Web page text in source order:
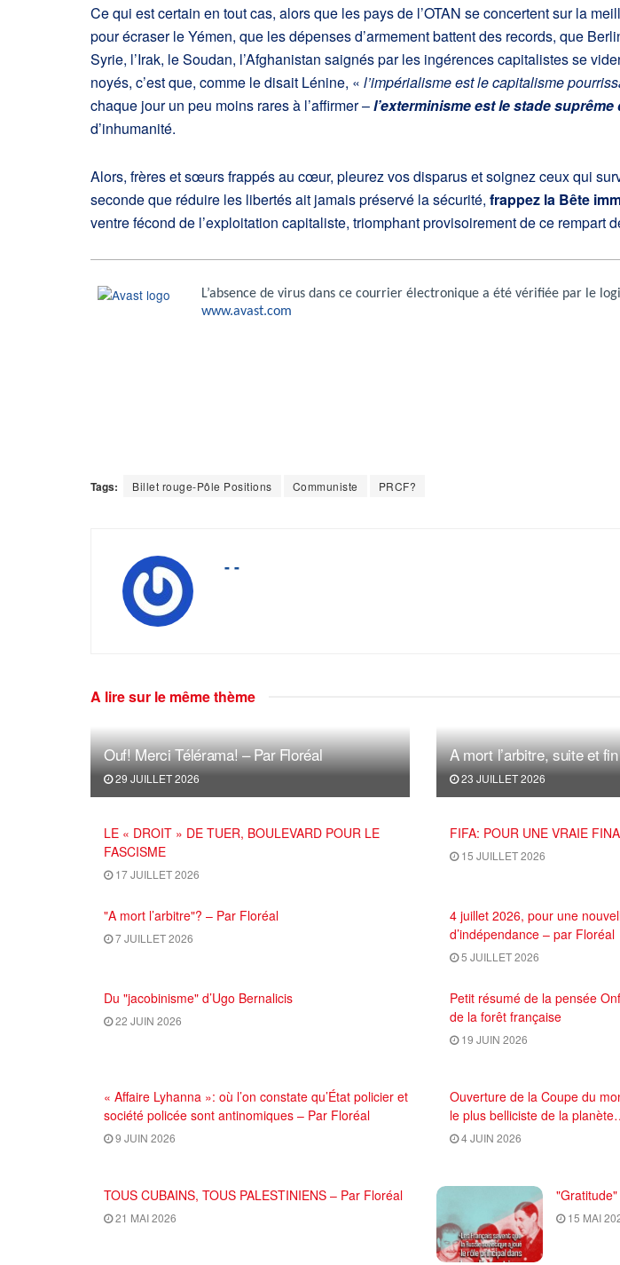
Ce qui est certain en tout cas, alors que les pays de l’OTAN se concertent sur la
pour écraser le Yémen, que les dépenses d’armement battent des records, que
Syrie, l’Irak, le Soudan, l’Afghanistan saignés par les ingérences capitalistes se
noyés, c’est que, comme le disait Lénine, « l’impérialisme est le capitalisme
chaque jour un peu moins rares à l’affirmer –l’exterminisme est le stade suprême
d’inhumanité.
Alors, frères et sœurs frappés au cœur, pleurez vos disparus et soignez ceux qui
seconde que réduire les libertés ait jamais préservé la sécurité, frappez la Bête
ventre fécond de l’exploitation capitaliste, triomphant provisoirement de ce rempart
L’absence de virus dans ce courrier électronique a été vérifiée par le
www.avast.com
Tags: Billet rouge-Pôle Positions Communiste PRCF?
- -
A lire sur le même thème
Ouf! Merci Télérama! – Par Floréal
29 JUILLET 2026
A mort l’arbitre, suite et
23 JUILLET 2026
LE « DROIT » DE TUER, BOULEVARD POUR LE
FASCISME
17 JUILLET 2026
FIFA: POUR UNE VRAIE
15 JUILLET 2026
"A mort l’arbitre"? – Par Floréal
7 JUILLET 2026
4 juillet 2026, pour une
d’indépendance – par Floréal
5 JUILLET 2026
Du "jacobinisme" d’Ugo Bernalicis
22 JUIN 2026
Petit résumé de la pensée
de la forêt française
19 JUIN 2026
« Affaire Lyhanna »: où l’on constate qu’État policier et
société policée sont antinomiques – Par Floréal
9 JUIN 2026
Ouverture de la Coupe du
le plus belliciste de la
4 JUIN 2026
TOUS CUBAINS, TOUS PALESTINIENS – Par Floréal
21 MAI 2026 15 MAI